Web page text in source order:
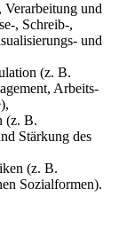
und
, Schreib-,
und
(z. B.
Arbeits-
(z. B.
Stärkung des
(z. B.
Sozialformen).